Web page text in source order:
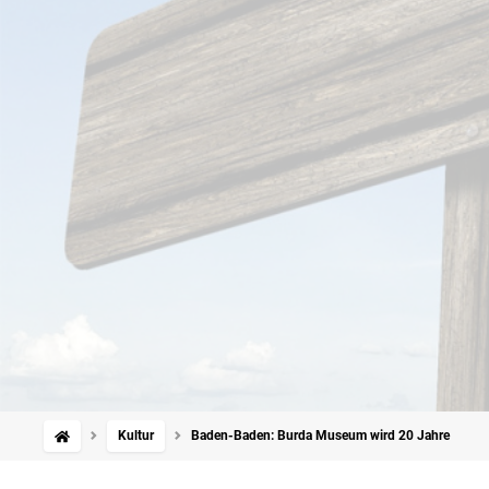
Kultur Baden-Baden: Burda Museum wird 20 Jahre